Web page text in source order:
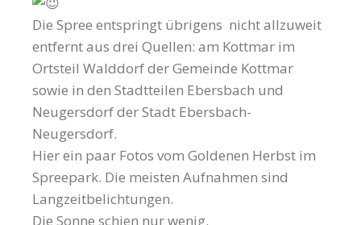
Die Spree entspringt übrigens nicht allzuweit
entfernt aus drei Quellen: am Kottmar im
Ortsteil Walddorf der Gemeinde Kottmar
sowie in den Stadtteilen Ebersbach und
Neugersdorf der Stadt Ebersbach-
Neugersdorf.
Hier ein paar Fotos vom Goldenen Herbst im
Spreepark. Die meisten Aufnahmen sind
Langzeitbelichtungen.
Die Sonne schien nur wenig.